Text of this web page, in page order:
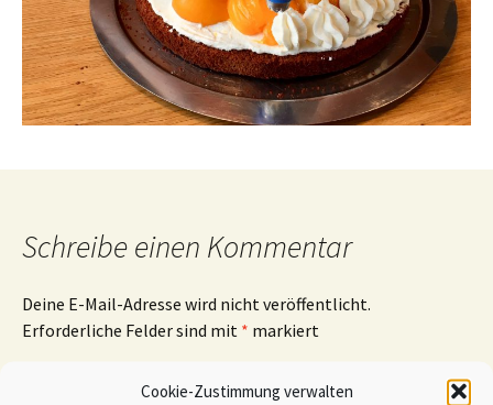
Cookie-Zustimmung verwalten
Schreibe einen Kommentar
Deine E-Mail-Adresse wird nicht veröffentlicht.
Erforderliche Felder sind mit * markiert